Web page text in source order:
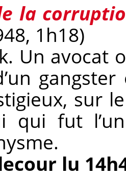
la
1h18)
Un avocat
sur
qui fut
lu